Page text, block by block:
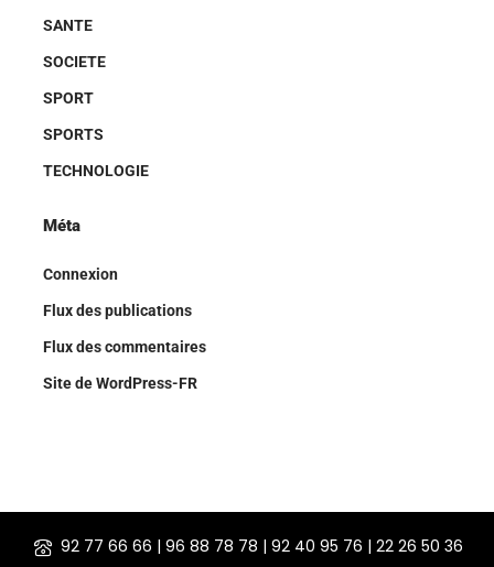
SANTE
SOCIETE
SPORT
SPORTS
TECHNOLOGIE
Méta
Connexion
Flux des publications
Flux des commentaires
Site de WordPress-FR
92 77 66 66 | 96 88 78 78 | 92 40 95 76 | 22 26 50 36